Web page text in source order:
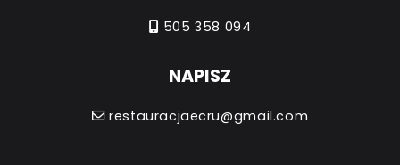
505 358 094
NAPISZ
restauracjaecru@gmail.com